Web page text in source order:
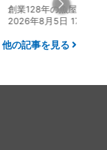
2026年8月5日 17:24
他の記事を見る